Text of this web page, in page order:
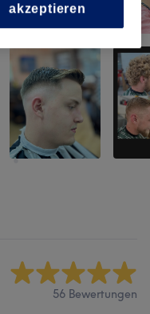
56 Bewertungen
akzeptieren